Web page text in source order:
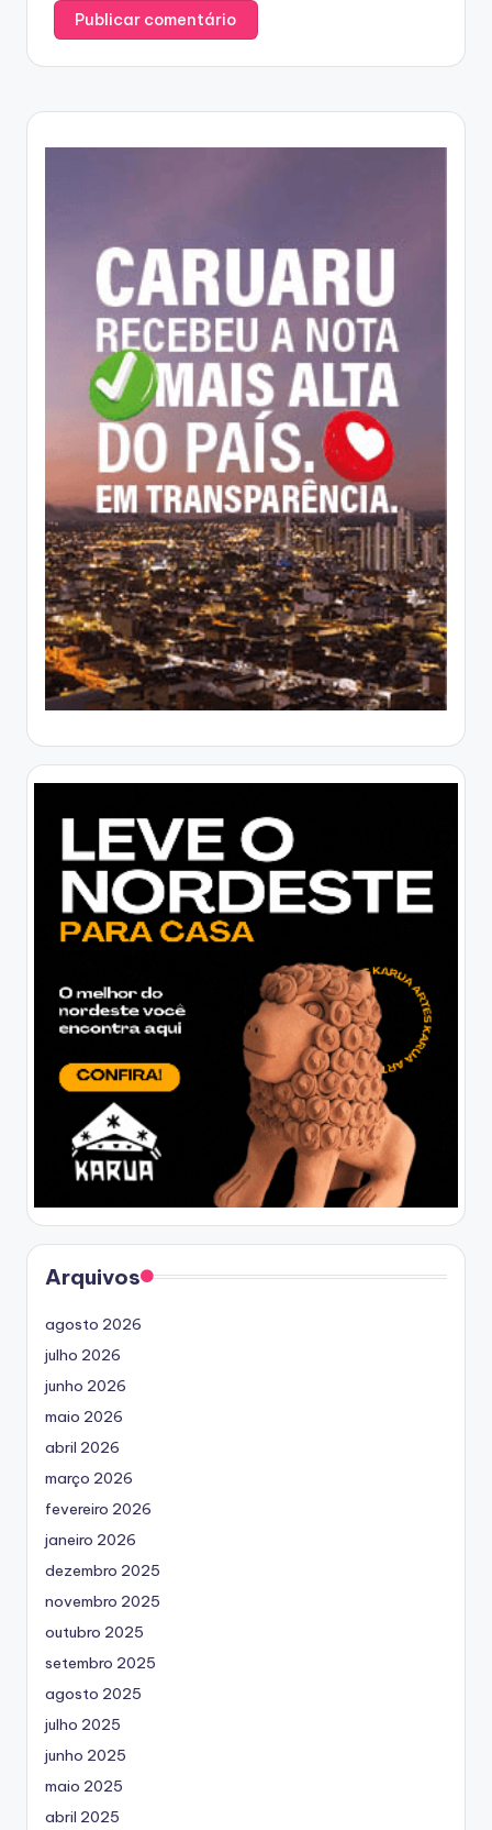
Arquivos
agosto 2026
julho 2026
junho 2026
maio 2026
abril 2026
março 2026
fevereiro 2026
janeiro 2026
dezembro 2025
novembro 2025
outubro 2025
setembro 2025
agosto 2025
julho 2025
junho 2025
maio 2025
abril 2025